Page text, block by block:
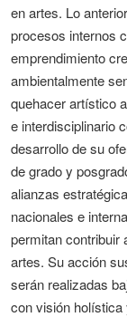
en artes. Lo
procesos internos
emprendimiento
ambientalmente
quehacer artístico
e interdisciplinario
desarrollo de su
de grado y
alianzas
nacionales e
permitan contribuir
artes. Su acción
serán realizadas
con visión